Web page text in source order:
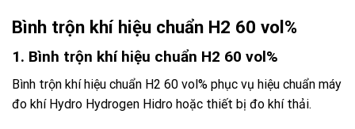
Bình trộn khí hiệu chuẩn H2 60 vol%
1. Bình trộn khí hiệu chuẩn H2 60 vol%
Bình trộn khí hiệu chuẩn H2 60 vol% phục vụ hiệu chuẩn máy
đo khí Hydro Hydrogen Hidro hoặc thiết bị đo khí thải.